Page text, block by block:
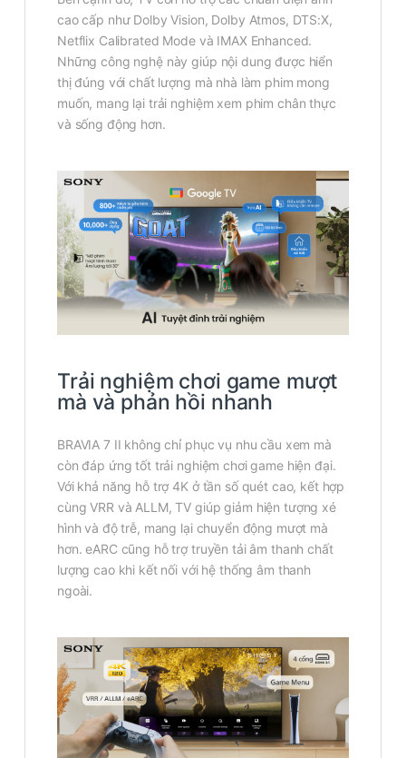
cao cấp như Dolby Vision, Dolby Atmos, DTS:X,
Netflix Calibrated Mode và IMAX Enhanced.
Những công nghệ này giúp nội dung được hiển
thị đúng với chất lượng mà nhà làm phim mong
muốn, mang lại trải nghiệm xem phim chân thực
và sống động hơn.
Trải nghiệm chơi game mượt
mà và phản hồi nhanh
BRAVIA 7 II không chỉ phục vụ nhu cầu xem mà
còn đáp ứng tốt trải nghiệm chơi game hiện đại.
Với khả năng hỗ trợ 4K ở tần số quét cao, kết hợp
cùng VRR và ALLM, TV giúp giảm hiện tượng xé
hình và độ trễ, mang lại chuyển động mượt mà
hơn. eARC cũng hỗ trợ truyền tải âm thanh chất
lượng cao khi kết nối với hệ thống âm thanh
ngoài.